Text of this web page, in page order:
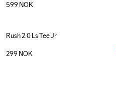
599 NOK
Rush 2.0 Ls Tee Jr
299 NOK